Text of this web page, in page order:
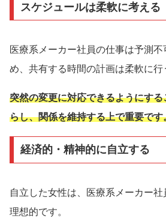
スケジュールは柔軟に考える
医療系メーカー社員の仕事は予測
め、共有する時間の計画は柔軟に行
突然の変更に対応できるようにす
らし、関係を維持する上で重要です
経済的・精神的に自立する
自立した女性は、医療系メーカー
理想的です。